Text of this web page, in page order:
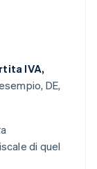
IVA,
DE,
di quel